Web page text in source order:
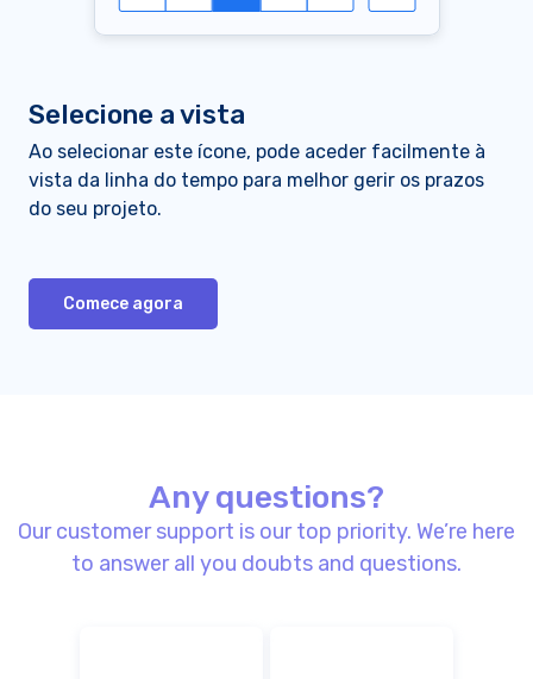
Selecione a vista
Ao selecionar este ícone, pode aceder facilmente à
vista da linha do tempo para melhor gerir os prazos
do seu projeto.
Comece agora
Any questions?
Our customer support is our top priority. We’re here
to answer all you doubts and questions.